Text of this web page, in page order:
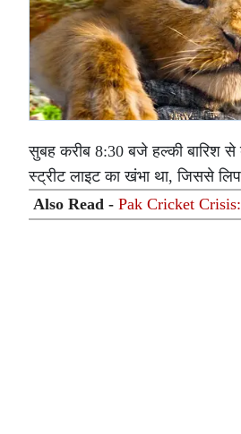
सुबह करीब 8:30 बजे हल्की बारिश
स्ट्रीट लाइट का खंभा था, जिससे
Also Read - Pak Cricket